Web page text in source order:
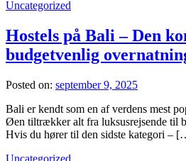
Uncategorized
Hostels på Bali – Den
budgetvenlig
Posted on: september 9, 2025
Bali er kendt som en af verdens mest
Øen tiltrækker alt fra luksusrejsende til
Hvis du hører til den sidste kategori –
Uncategorized